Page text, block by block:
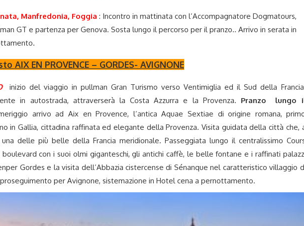
Manfredonia, Foggia : Incontro in mattinata con l’Accompagnatore Dogmatours,
GT e partenza per Genova. Sosta lungo il percorso per il pranzo.. Arrivo in serata in
AIX EN PROVENCE – GORDES- AVIGNONE
inizio del viaggio in pullman Gran Turismo verso Ventimiglia ed il Sud della
in autostrada, attraverserà la Costa Azzurra e la Provenza. Pranzo lungo
arrivo ad Aix en Provence, l’antica Aquae Sextiae di origine romana,
in Gallia, cittadina raffinata ed elegante della Provenza. Visita guidata della città che,
delle più belle della Francia meridionale. Passeggiata lungo il centralissimo
con i suoi olmi giganteschi, gli antichi caffè, le belle fontane e i raffinati
Gordes e la visita dell’Abbazia cistercense di Sénanque nel caratteristico villaggio
per Avignone, sistemazione in Hotel cena a pernottamento.